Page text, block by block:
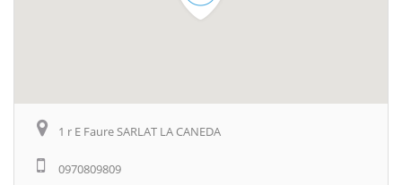
1 r E Faure SARLAT LA CANEDA
0970809809